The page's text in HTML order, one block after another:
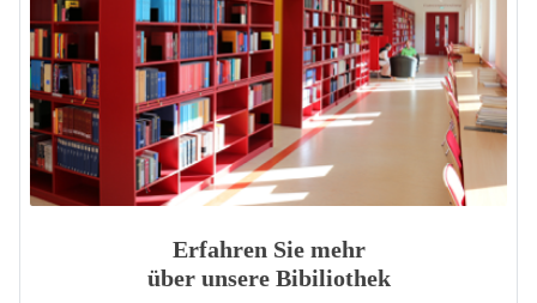
Erfahren Sie mehr
über unsere Bibiliothek